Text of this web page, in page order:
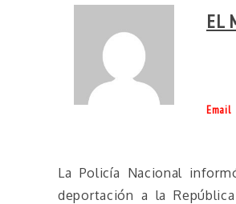
EL
Email
La Policía Nacional
deportación a la